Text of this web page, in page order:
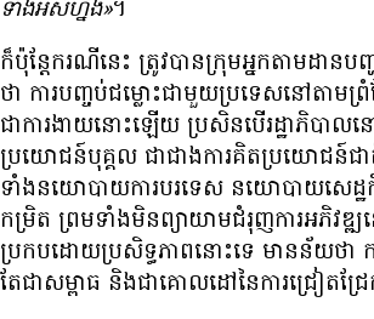
ទាំង​អស់​ហ្នឹង»។
ក៏ប៉ុន្តែ​ករណី​នេះ ត្រូវ​បាន​ក្រុម​អ្នក​តាម​ដាន​ប
ថា ការ​បញ្ចប់​ជម្លោះ​ជាមួយ​ប្រទេស​នៅ​តាម​ព្
ជា​ការ​ងាយ​នោះ​ឡើយ ប្រសិន​បើ​រដ្ឋាភិបាល​ន
ប្រយោជន៍​បុគ្គល ជា​ជាង​ការ​គិត​ប្រយោជន៍​ជ
ទាំង​នយោបាយ​ការ​បរទេស នយោបាយ​សេដ្ឋ
កម្រិត ព្រម​ទាំង​មិន​ព្យាយាម​ជំរុញ​ការ​អភិវឌ្ឍ​
ប្រកប​ដោយ​ប្រសិទ្ធភាព​នោះ​ទេ មាន​ន័យ​ថា
តែ​ជា​សម្ពាធ និង​ជា​គោលដៅ​នៃ​ការ​ជ្រៀតជ្រ